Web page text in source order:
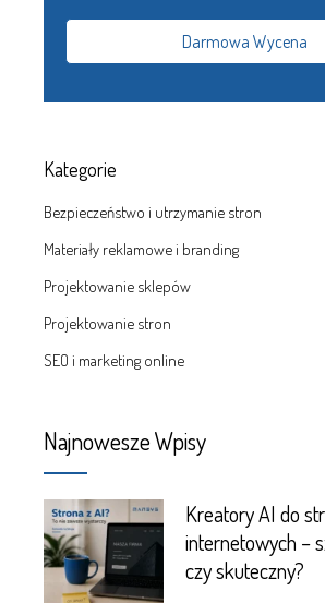
Darmowa Wycena
Kategorie
Bezpieczeństwo i utrzymanie stron
Materiały reklamowe i branding
Projektowanie sklepów
Projektowanie stron
SEO i marketing online
Najnowesze Wpisy
Kreatory AI do
internetowych –
czy skuteczny?